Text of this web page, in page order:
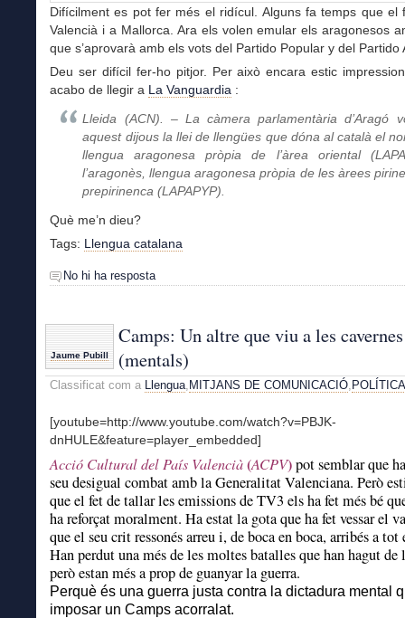
Difícilment es pot fer més el ridícul. Alguns fa temps que el
Valencià i a Mallorca. Ara els volen emular els aragonesos
que s’aprovarà amb els vots del Partido Popular y del Partido
Deu ser difícil fer-ho pitjor. Per això encara estic
acabo de llegir a La Vanguardia :
Lleida (ACN). – La càmera parlamentària d’Aragó
aquest dijous la llei de llengües que dóna al català el
llengua aragonesa pròpia de l’àrea oriental
l’aragonès, llengua aragonesa pròpia de les àrees
prepirinenca (LAPAPYP).
Què me’n dieu?
Tags: Llengua catalana
No hi ha resposta
Jaume Pubill
Camps: Un altre que viu a les cavernes
(mentals)
Classificat com a Llengua MITJANS DE COMUNICACIÓ POLÍTICA
[youtube=http://www.youtube.com/watch?v=PBJK-
dnHULE&feature=player_embedded]
Acció Cultural del País Valencià(ACPV)pot semblar que
seu desigual combat amb la Generalitat Valenciana. Però
que el fet de tallar les emissions de TV3 els ha fet més bé
ha reforçat moralment. Ha estat la gota que ha fet vessar el
que el seu crit ressonés arreu i, de boca en boca, arribés a
Han perdut una més de les moltes batalles que han hagut
però estan més a prop de guanyar la guerra.
Perquè és una guerra justa contra la dictadura mental
imposar un Camps acorralat.